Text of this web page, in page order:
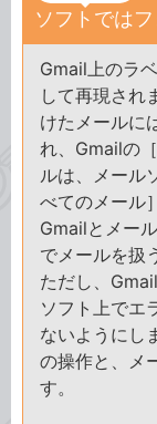
ソフトでは
Gmail上のラ
して再現され
けたメールに
れ、Gmailの
ルは、メール
べてのメール
Gmailとメー
でメールを扱
ただし、
ソフト上でエ
ないようにし
の操作と、メ
す。